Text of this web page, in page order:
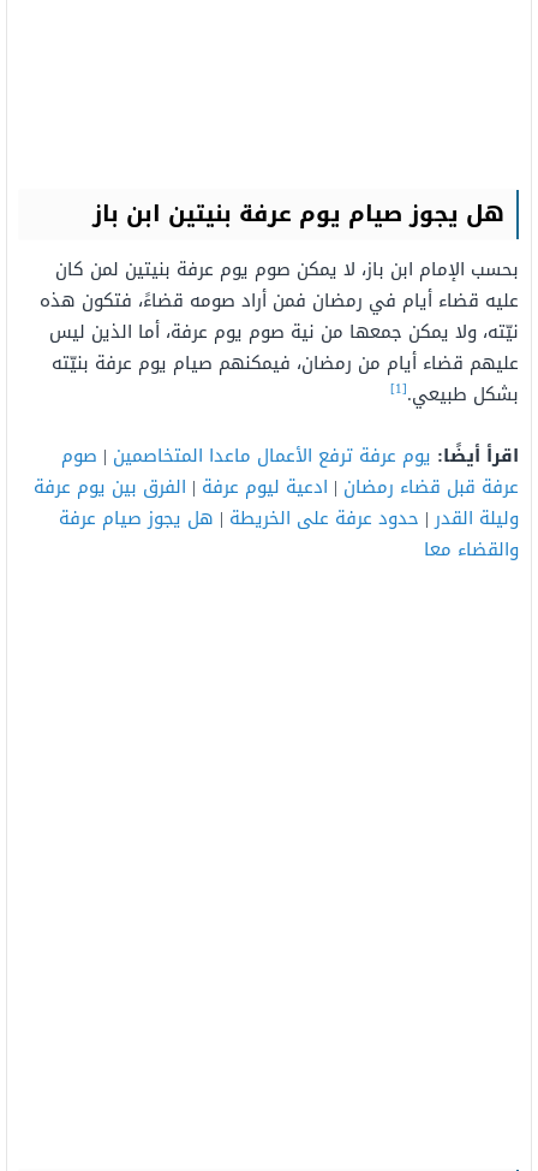
هل يجوز صيام يوم عرفة بنيتين ابن باز
بحسب الإمام ابن باز، لا يمكن صوم يوم عرفة بنيتين لمن كان
عليه قضاء أيام في رمضان فمن أراد صومه قضاءً، فتكون هذه
نيّته، ولا يمكن جمعها من نية صوم يوم عرفة، أما الذين ليس
عليهم قضاء أيام من رمضان، فيمكنهم صيام يوم عرفة بنيّته
بشكل طبيعي.[1]
اقرأ أيضًا: يوم عرفة ترفع الأعمال ماعدا المتخاصمين | صوم
عرفة قبل قضاء رمضان | ادعية ليوم عرفة | الفرق بين يوم عرفة
وليلة القدر| حدود عرفة على الخريطة | هل يجوز صيام عرفة
والقضاء معا